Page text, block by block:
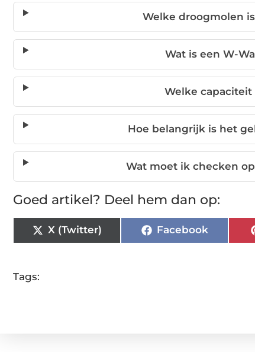
Welke droogmolen
Wat is een W-
Welke
Hoe belangrijk is het
Wat moet ik checken
Goed artikel? Deel hem dan op:
X (Twitter) Facebook
Tags: